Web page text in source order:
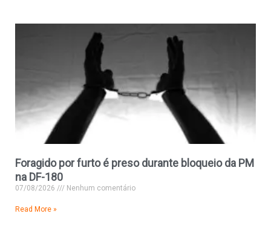
Foragido por furto é preso durante bloqueio da PM
na DF-180
07/08/2026 Nenhum comentário
Read More »